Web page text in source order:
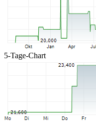
5-Tage-Chart